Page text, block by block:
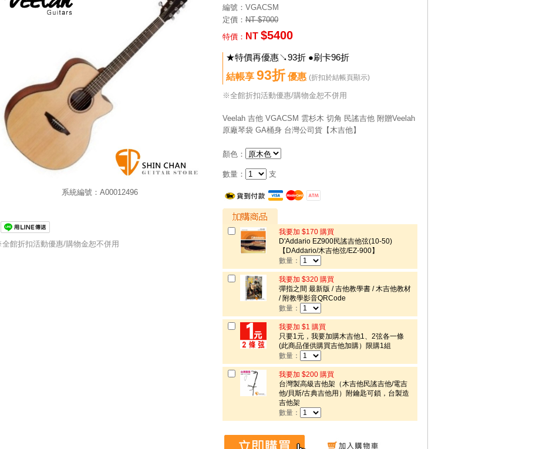
系統編號：A00012496
館折扣活動優惠/購物金恕不併用
編號 ：VGACSM
定價： NT $7000
特價： NT $5400
★特價再優惠↘93折 ●刷卡96折
結帳享 93折優惠 (折扣於結帳頁顯示)
※全館折扣活動優惠/購物金恕不併用
Veelah 吉他 VGACSM 雲杉木 切角 民謠吉他 附贈Veelah
原廠琴袋 GA桶身 台灣公司貨【木吉他】
顏色：
數量： 支
我要加 $170 購買
D'Addario EZ900民謠吉他弦(10-50)
【DAddario/木吉他弦/EZ-900】
數量：
我要加 $320 購買
彈指之間 最新版 / 吉他教學書 / 木吉他教材
/ 附教學影音QRCode
數量：
我要加 $1 購買
只要1元，我要加購木吉他1、2弦各一條
(此商品僅供購買吉他加購）限購1組
數量：
我要加 $200 購買
台灣製高級吉他架（木吉他民謠吉他/電吉
他/貝斯/古典吉他用）附鑰匙可鎖，台製造
吉他架
數量：